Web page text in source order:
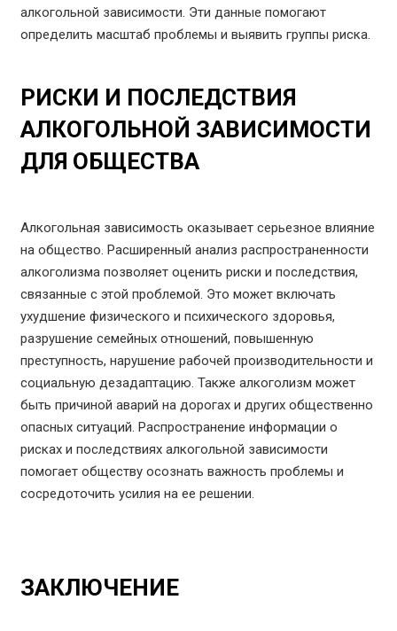
алкогольной зависимости. Эти данные помогают
определить масштаб проблемы и выявить группы риска.
РИСКИ И ПОСЛЕДСТВИЯ
АЛКОГОЛЬНОЙ ЗАВИСИМОСТИ
ДЛЯ ОБЩЕСТВА
Алкогольная зависимость оказывает серьезное влияние
на общество. Расширенный анализ распространенности
алкоголизма позволяет оценить риски и последствия,
связанные с этой проблемой. Это может включать
ухудшение физического и психического здоровья,
разрушение семейных отношений, повышенную
преступность, нарушение рабочей производительности и
социальную дезадаптацию. Также алкоголизм может
быть причиной аварий на дорогах и других общественно
опасных ситуаций. Распространение информации о
рисках и последствиях алкогольной зависимости
помогает обществу осознать важность проблемы и
сосредоточить усилия на ее решении.
ЗАКЛЮЧЕНИЕ